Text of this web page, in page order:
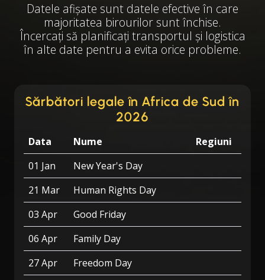
Datele afișate sunt datele efective în care
majoritatea birourilor sunt închise.
Încercați să planificați transportul și logistica
în alte date pentru a evita orice probleme.
Sărbători legale în Africa de Sud în
2026
Data Nume
Regiuni
01 Jan
New Year's Day
21 Mar
Human Rights Day
03 Apr
Good Friday
06 Apr
Family Day
27 Apr
Freedom Day